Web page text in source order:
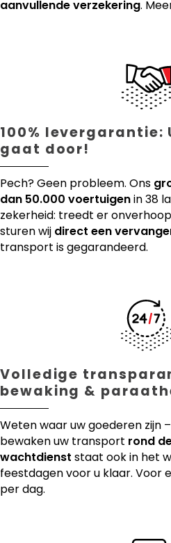
aanvullende verzekering.
100% levergarantie:
gaat door!
Pech? Geen probleem. Ons
dan 50.000 voertuigenin 38
zekerheid: treedt er
sturen wij direct een
transport is gegarandeerd.
Volledige
bewaking &
Weten waar uw goederen zijn
bewaken uw transport rond
wachtdienst staat ook in het
feestdagen voor u klaar. Voor
per dag.